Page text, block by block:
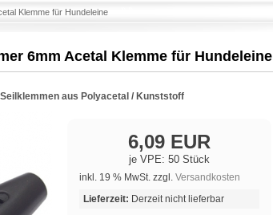
Klemme für Hundeleine
6mm Acetal Klemme für Hundeleine
aus Polyacetal / Kunststoff
6,09 EUR
je VPE: 50 Stück
inkl. 19 % MwSt. zzgl. Versandkosten
Lieferzeit: Derzeit nicht lieferbar